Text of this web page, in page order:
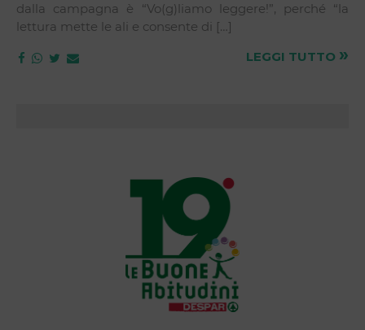
dalla campagna è “Vo(g)liamo leggere!”, perché “la
lettura mette le ali e consente di […]
LEGGI TUTTO »